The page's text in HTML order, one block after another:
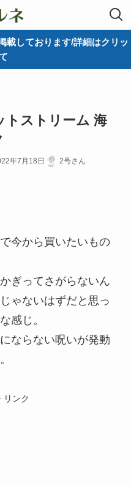
載しております/詳細はクリッ
トストリーム 海
年7月18日 2号さん
今から買いたいもの
ぎってさがらないん
ゃないはずだと思っ
感じ。
ならない呪いが発動
リンク